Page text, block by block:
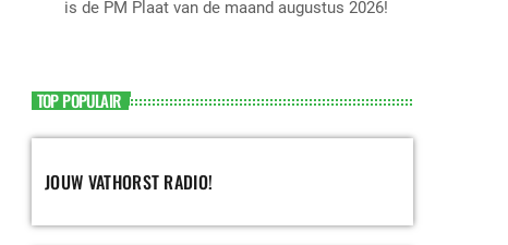
is de PM Plaat van de maand augustus 2026!
TOP POPULAIR
JOUW VATHORST RADIO!